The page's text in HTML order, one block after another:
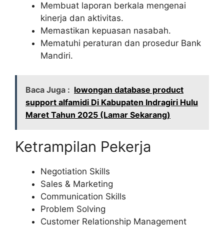
Membuat laporan berkala mengenai
kinerja dan aktivitas.
Memastikan kepuasan nasabah.
Mematuhi peraturan dan prosedur Bank
Mandiri.
Baca Juga : lowongan database product
support alfamidi Di Kabupaten Indragiri Hulu
Maret Tahun 2025 (Lamar Sekarang)
Ketrampilan Pekerja
Negotiation Skills
Sales & Marketing
Communication Skills
Problem Solving
Customer Relationship Management